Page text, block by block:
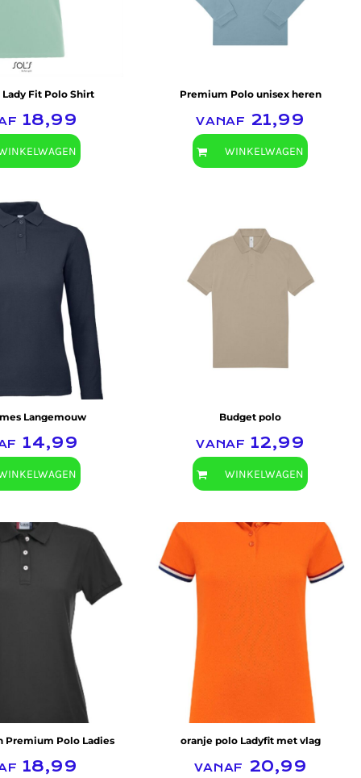
Fit Polo Shirt
18,99
Premium Polo unisex heren
vanaf 21,99
WINKELWAGEN
Langemouw
14,99
Budget polo
vanaf12,99
WINKELWAGEN
Premium Polo Ladies
18,99
oranje polo Ladyfit met vlag
vanaf 20,99